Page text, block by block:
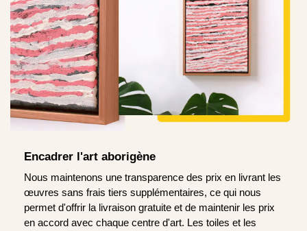
Encadrer l'art aborigène
Nous maintenons une transparence des prix en livrant les
œuvres sans frais tiers supplémentaires, ce qui nous
permet d'offrir la livraison gratuite et de maintenir les prix
en accord avec chaque centre d'art. Les toiles et les